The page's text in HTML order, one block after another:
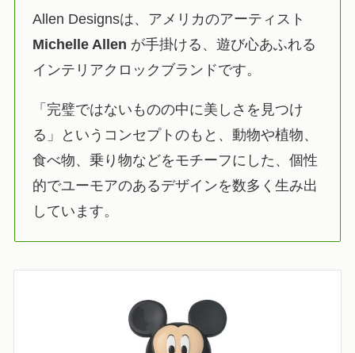
Allen Designsは、アメリカのアーティスト
Michelle Allen が手掛ける、遊び心あふれる
インテリアクロックブランドです。
「完璧ではないものの中に美しさを見つけ
る」というコンセプトのもと、動物や植物、
食べ物、乗り物などをモチーフにした、個性
的でユーモアのあるデザインを数多く生み出
しています。